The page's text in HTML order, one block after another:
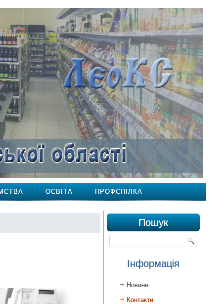
ОСВІТА ПРОФСПІЛКА
Пошук
Інформація
Новини
Контакти